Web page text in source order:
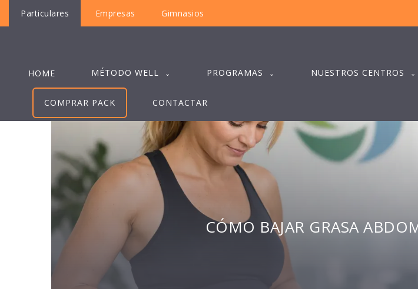
Particulares Empresas Gimnasios
HOME MÉTODO WELL PROGRAMAS NUESTROS CENTROS
COMPRAR PACK CONTACTAR
CÓMO BAJAR GRASA